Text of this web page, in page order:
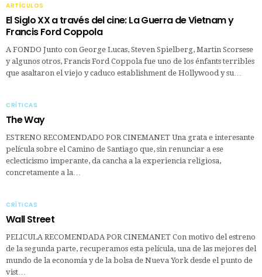
ARTÍCULOS
El Siglo XX a través del cine: La Guerra de Vietnam y
Francis Ford Coppola
A FONDO Junto con George Lucas, Steven Spielberg, Martin Scorsese
y algunos otros, Francis Ford Coppola fue uno de los énfants terribles
que asaltaron el viejo y caduco establishment de Hollywood y su…
CRÍTICAS
The Way
ESTRENO RECOMENDADO POR CINEMANET Una grata e interesante
película sobre el Camino de Santiago que, sin renunciar a ese
eclecticismo imperante, da cancha a la experiencia religiosa,
concretamente a la…
CRÍTICAS
Wall Street
PELICULA RECOMENDADA POR CINEMANET Con motivo del estreno
de la segunda parte, recuperamos esta película, una de las mejores del
mundo de la economía y de la bolsa de Nueva York desde el punto de
vist…